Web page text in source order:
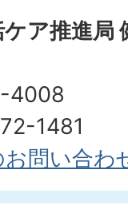
ア推進局
4008
1481
問い合わ